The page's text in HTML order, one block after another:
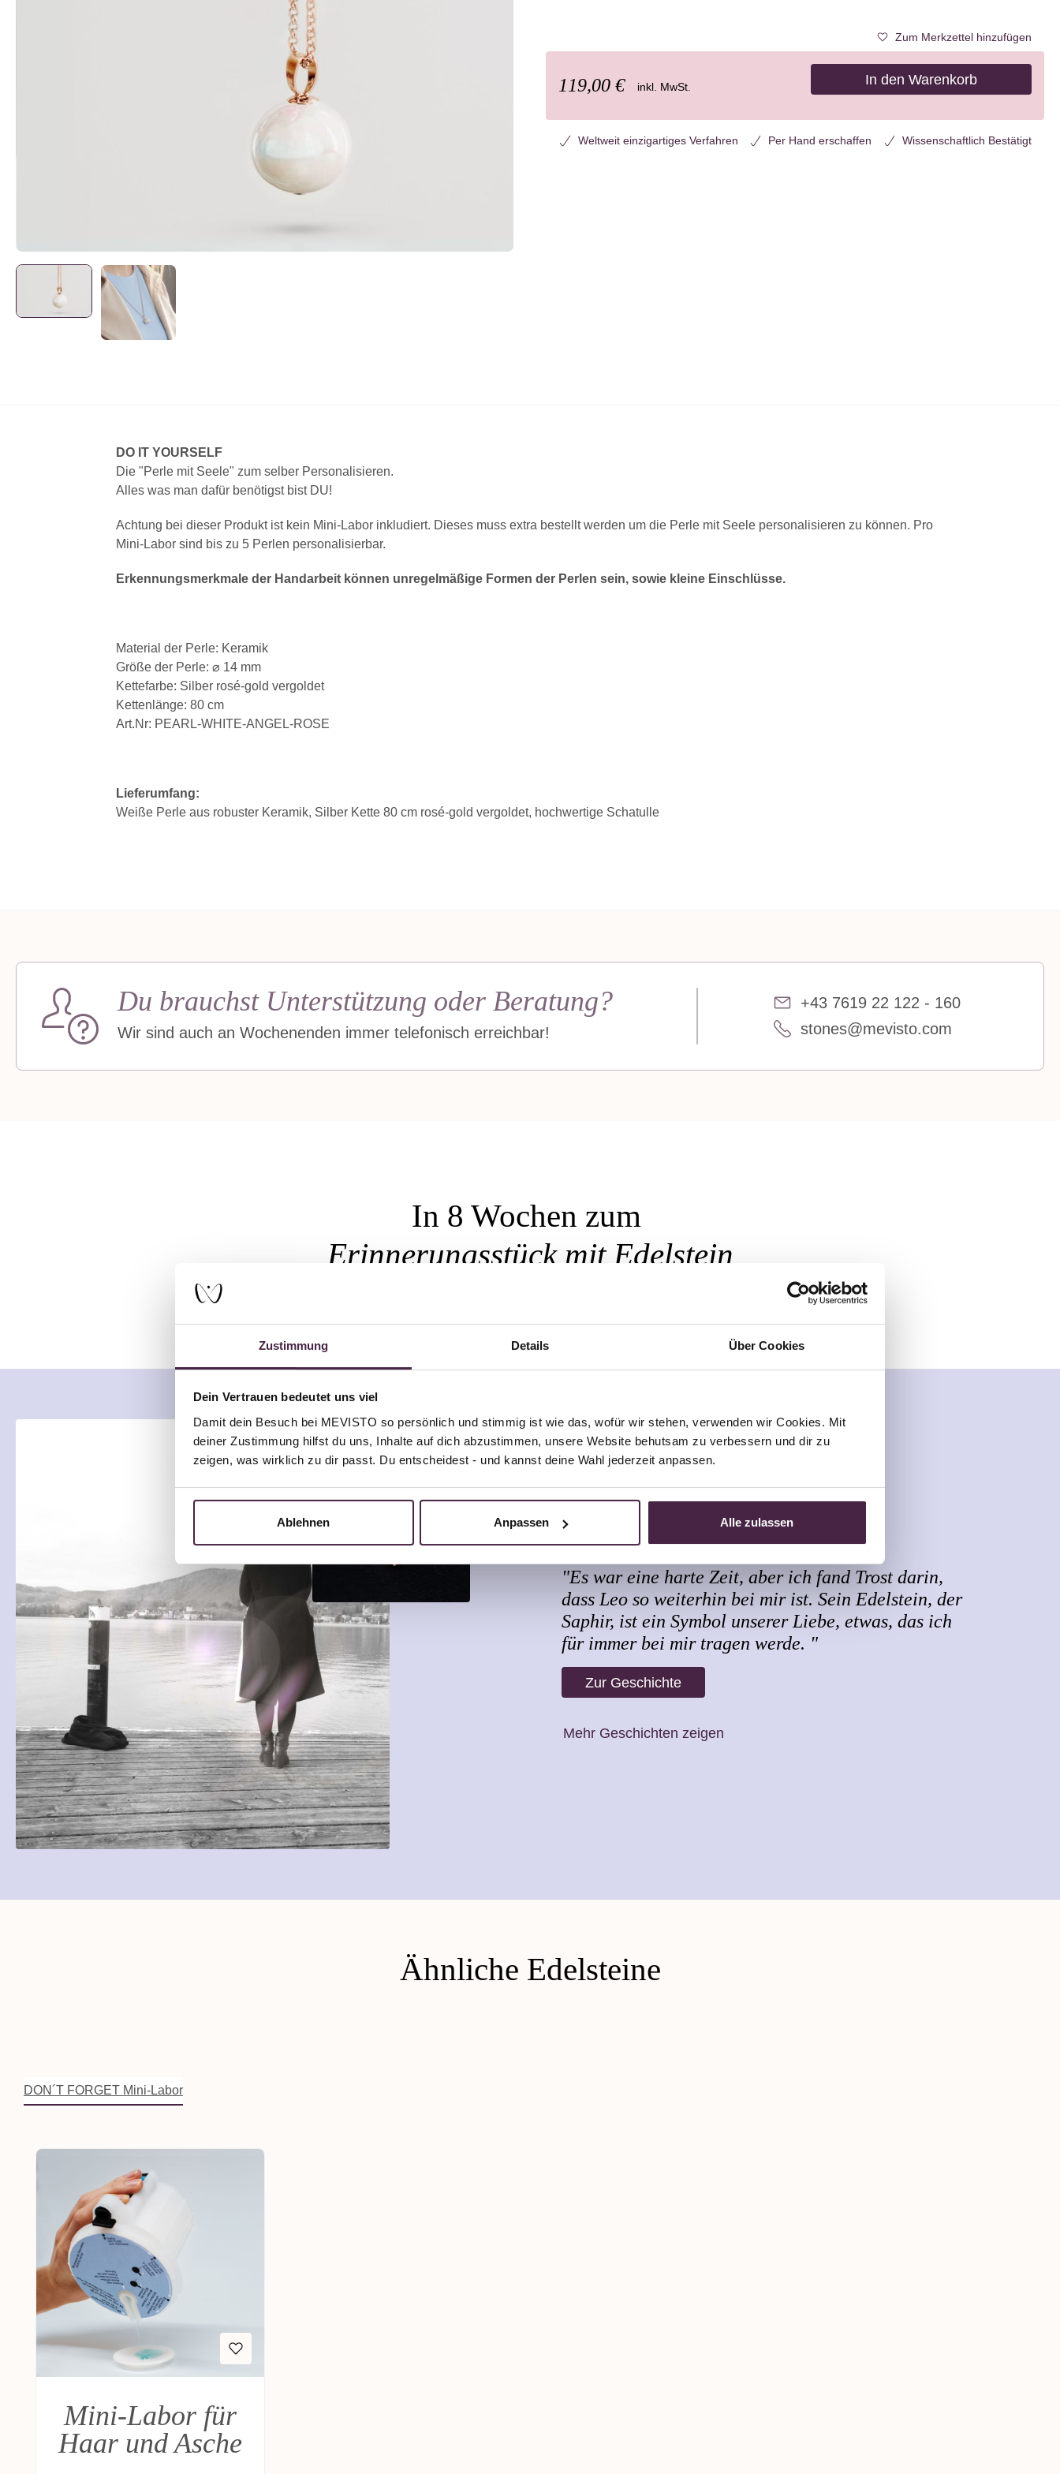
Zustimmung Details Über Cookies
Dein Vertrauen bedeutet uns viel
Damit dein Besuch bei MEVISTO so persönlich und stimmig ist wie das, wofür wir stehen, verwenden wir Cookies. Mit
deiner Zustimmung hilfst du uns, Inhalte auf dich abzustimmen, unsere Website behutsam zu verbessern und dir zu
zeigen, was wirklich zu dir passt. Du entscheidest - und kannst deine Wahl jederzeit anpassen.
Ablehnen Anpassen Alle zulassen
Zum Merkzettel hinzufügen
119,00 € inkl. MwSt. In den Warenkorb
Weltweit einzigartiges Verfahren Per Hand erschaffen Wissenschaftlich Bestätigt
DO IT YOURSELF
Die "Perle mit Seele" zum selber Personalisieren.
Alles was man dafür benötigst bist DU!
Achtung bei dieser Produkt ist kein Mini-Labor inkludiert. Dieses muss extra bestellt werden um die Perle mit Seele personalisieren zu können. Pro
Mini-Labor sind bis zu 5 Perlen personalisierbar.
Erkennungsmerkmale der Handarbeit können unregelmäßige Formen der Perlen sein, sowie kleine Einschlüsse.
Material der Perle: Keramik
Größe der Perle: ⌀ 14 mm
Kettefarbe: Silber rosé-gold vergoldet
Kettenlänge: 80 cm
Art.Nr: PEARL-WHITE-ANGEL-ROSE
Lieferumfang:
Weiße Perle aus robuster Keramik, Silber Kette 80 cm rosé-gold vergoldet, hochwertige Schatulle
Du brauchst Unterstützung oder Beratung?
Wir sind auch an Wochenenden immer telefonisch erreichbar!
+43 7619 22 122 - 160
stones@mevisto.com
In 8 Wochen zum
Erinnerungsstück mit Edelstein
Claudia Liebscher
"Es war eine harte Zeit, aber ich fand Trost darin,
dass Leo so weiterhin bei mir ist. Sein Edelstein, der
Saphir, ist ein Symbol unserer Liebe, etwas, das ich
für immer bei mir tragen werde. "
Zur Geschichte
Mehr Geschichten zeigen
Ähnliche Edelsteine
DON´T FORGET Mini-Labor
Mini-Labor für
Haar und Asche